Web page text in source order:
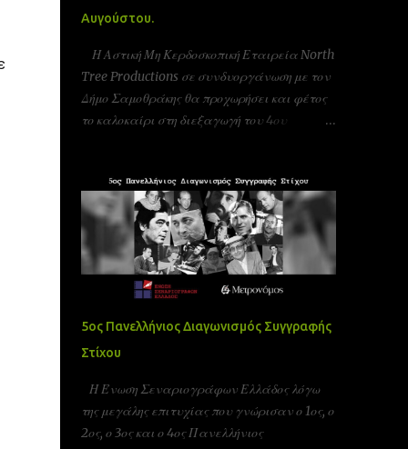
Αυγούστου.
Η Αστική Μη Κερδοσκοπική Εταιρεία North
Tree Productions σε συνδυοργάνωση με τον
Δήμο Σαμοθράκης θα προχωρήσει και φέτος
το καλοκαίρι στη διεξαγωγή του 4ου
αδερφοποιημένοι με το φεστιβάλ ταινιών
μικρού μήκους Πράγας που γίνεται υπό την
Αιγίδα της ελληνικής πρεσβίας Τσεχίας όπως
επίσης και υπο την Αιγίδα της Unesco
Πειραιώς και νήσων και της Action Art καθώς
και της Εταιρεία Ελλήνων Σκηνοθετών και
της Ένωσης Σεναριογράφων Ελλάδας. Το
παγκόσμιο φεστιβάλ ταινιών μικρού μήκους
Σαμοθράκης είναι ένα νέο φεστιβάλ που
λαμβάνει χώρα κάθε καλοκαίρι στο νησί της
Σαμοθράκης για 3 ημέρες. Το φεστιβάλ
στοχεύει στην προώθηση του πολιτισμού και
5ος Πανελλήνιος Διαγωνισμός Συγγραφής
Στίχου
Η Ένωση Σεναριογράφων Ελλάδος λόγω
της μεγάλης επιτυχίας που γνώρισαν ο 1ος, ο
2ος, ο 3ος και ο 4ος Πανελλήνιος